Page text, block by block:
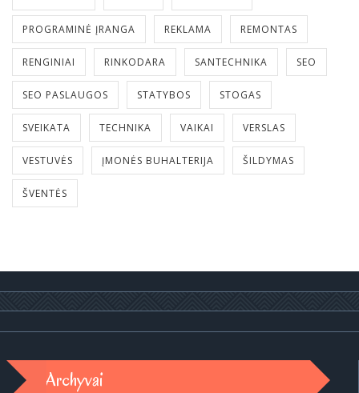
PROGRAMINĖ ĮRANGA REKLAMA REMONTAS
RENGINIAI RINKODARA SANTECHNIKA SEO
SEO PASLAUGOS STATYBOS STOGAS
SVEIKATA TECHNIKA VAIKAI VERSLAS
VESTUVĖS ĮMONĖS BUHALTERIJA ŠILDYMAS
ŠVENTĖS
Archyvai